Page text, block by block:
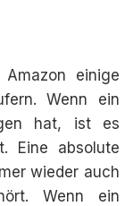
einige
Wenn ein
hat, ist es
Eine absolute
wieder auch
Wenn ein